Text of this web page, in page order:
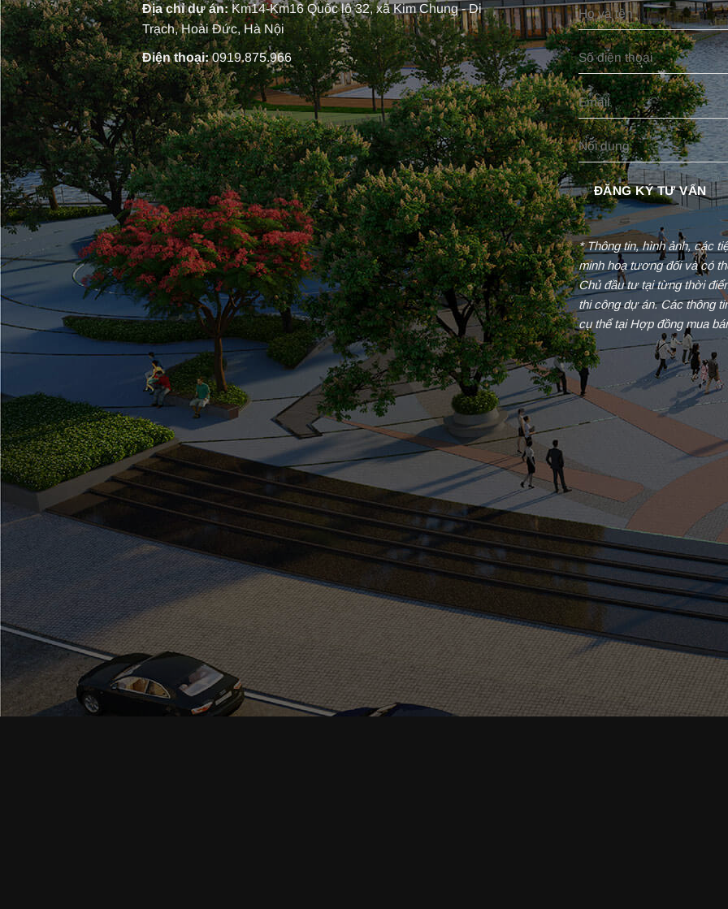
Địa chỉ dự án:Km14-Km16 Quốc lộ 32, xã Kim Chung - Di
Trạch, Hoài Đức, Hà Nội
Điện thoại:0919.875.966
* Thông tin, hình ảnh, các
minh hoạ tương đối và có
Chủ đầu tư tại từng thời
thi công dự án. Các thông
cụ thể tại Hợp đồng mua